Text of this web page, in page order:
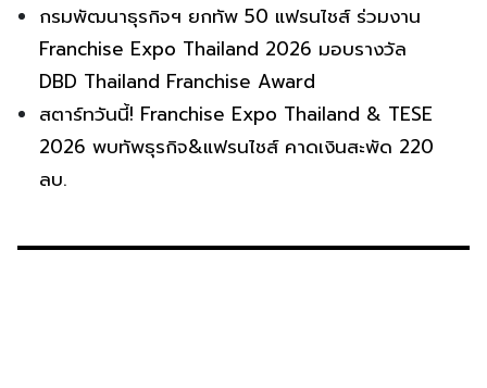
กรมพัฒนาธุรกิจฯ ยกทัพ 50 แฟรนไชส์ ร่วมงาน
Franchise Expo Thailand 2026 มอบรางวัล
DBD Thailand Franchise Award
สตาร์ทวันนี้! Franchise Expo Thailand & TESE
2026 พบทัพธุรกิจ&แฟรนไชส์ คาดเงินสะพัด 220
ลบ.